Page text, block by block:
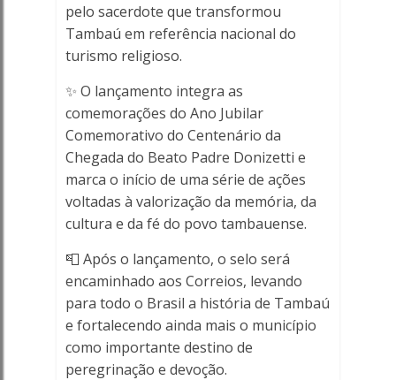
pelo sacerdote que transformou
Tambaú em referência nacional do
turismo religioso.
✨ O lançamento integra as
comemorações do Ano Jubilar
Comemorativo do Centenário da
Chegada do Beato Padre Donizetti e
marca o início de uma série de ações
voltadas à valorização da memória, da
cultura e da fé do povo tambauense.
📮 Após o lançamento, o selo será
encaminhado aos Correios, levando
para todo o Brasil a história de Tambaú
e fortalecendo ainda mais o município
como importante destino de
peregrinação e devoção.